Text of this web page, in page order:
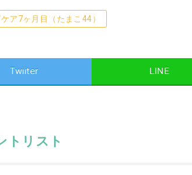
ア7ヶ月目（たまこ44）
Twiiter LINE
トリスト